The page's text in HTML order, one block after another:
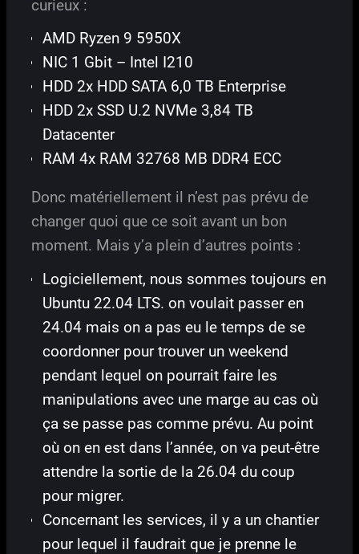
curieux :
AMD Ryzen 9 5950X
NIC 1 Gbit – Intel I210
HDD 2x HDD SATA 6,0 TB Enterprise
HDD 2x SSD U.2 NVMe 3,84 TB
Datacenter
RAM 4x RAM 32768 MB DDR4 ECC
Donc matériellement il n’est pas prévu de
changer quoi que ce soit avant un bon
moment. Mais y’a plein d’autres points :
Logiciellement, nous sommes toujours en
Ubuntu 22.04 LTS. on voulait passer en
24.04 mais on a pas eu le temps de se
coordonner pour trouver un weekend
pendant lequel on pourrait faire les
manipulations avec une marge au cas où
ça se passe pas comme prévu. Au point
où on en est dans l’année, on va peut-être
attendre la sortie de la 26.04 du coup
pour migrer.
Concernant les services, il y a un chantier
pour lequel il faudrait que je prenne le